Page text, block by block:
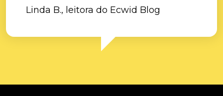
Linda B., leitora do Ecwid Blog